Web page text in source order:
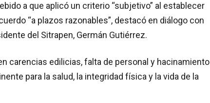
a que aplicó un criterio “subjetivo” al establecer
“a plazos razonables”, destacó en diálogo con
del Sitrapen, Germán Gutiérrez.
carencias edilicias, falta de personal y hacinamiento
para la salud, la integridad física y la vida de la